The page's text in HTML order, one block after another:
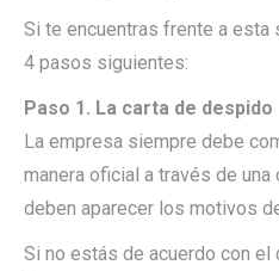
Si te encuentras frente a esta
4 pasos siguientes:
Paso 1. La carta de despido
La empresa siempre debe
manera oficial a través de
deben aparecer los motivos
Si no estás de acuerdo con